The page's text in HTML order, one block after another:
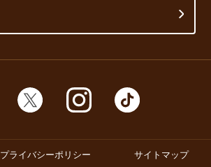
プライバシーポリシー サイトマップ